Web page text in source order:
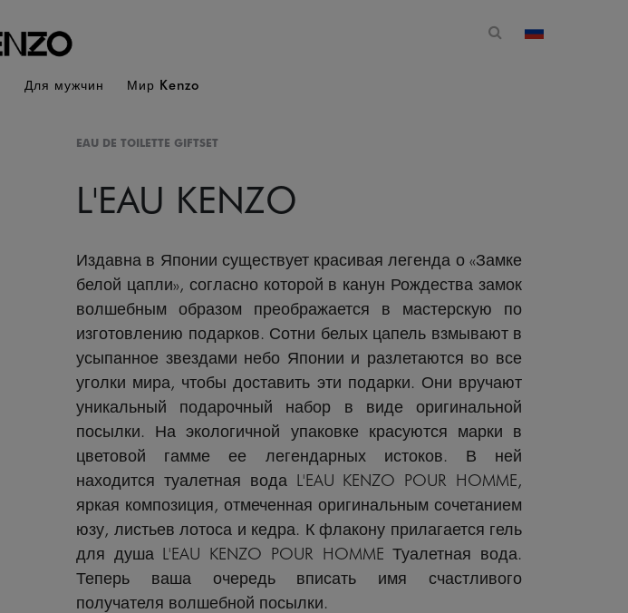
Открытая форма
изменить
Для мужчин Мир Kenzo
EAU DE TOILETTE GIFTSET
L'EAU KENZO
Издавна в Японии существует красивая легенда о «Замке
белой цапли», согласно которой в канун Рождества замок
волшебным образом преображается в мастерскую по
изготовлению подарков. Сотни белых цапель взмывают в
усыпанное звездами небо Японии и разлетаются во все
уголки мира, чтобы доставить эти подарки. Они вручают
уникальный подарочный набор в виде оригинальной
посылки. На экологичной упаковке красуются марки в
цветовой гамме ее легендарных истоков. В ней
находится туалетная вода L'EAU KENZO POUR HOMME,
яркая композиция, отмеченная оригинальным сочетанием
юзу, листьев лотоса и кедра. К флакону прилагается гель
для душа L'EAU KENZO POUR HOMME Туалетная вода.
Теперь ваша очередь вписать имя счастливого
получателя волшебной посылки.